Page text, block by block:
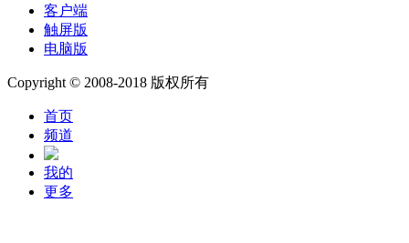
客户端
触屏版
电脑版
Copyright © 2008-2018 版权所有
首页
频道
我的
更多